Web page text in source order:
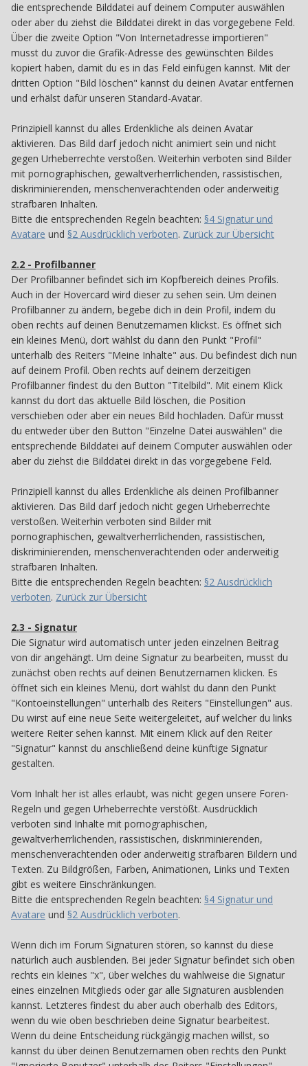
die entsprechende Bilddatei auf deinem Computer auswählen
oder aber du ziehst die Bilddatei direkt in das vorgegebene Feld.
Über die zweite Option "Von Internetadresse importieren"
musst du zuvor die Grafik-Adresse des gewünschten Bildes
kopiert haben, damit du es in das Feld einfügen kannst. Mit der
dritten Option "Bild löschen" kannst du deinen Avatar entfernen
und erhälst dafür unseren Standard-Avatar.
Prinzipiell kannst du alles Erdenkliche als deinen Avatar
aktivieren. Das Bild darf jedoch nicht animiert sein und nicht
gegen Urheberrechte verstoßen. Weiterhin verboten sind Bilder
mit pornographischen, gewaltverherrlichenden, rassistischen,
diskriminierenden, menschenverachtenden oder anderweitig
strafbaren Inhalten.
Bitte die entsprechenden Regeln beachten: §4 Signatur und
Avatare und §2 Ausdrücklich verboten. Zurück zur Übersicht
2.2 - Profilbanner
Der Profilbanner befindet sich im Kopfbereich deines Profils.
Auch in der Hovercard wird dieser zu sehen sein. Um deinen
Profilbanner zu ändern, begebe dich in dein Profil, indem du
oben rechts auf deinen Benutzernamen klickst. Es öffnet sich
ein kleines Menü, dort wählst du dann den Punkt "Profil"
unterhalb des Reiters "Meine Inhalte" aus. Du befindest dich nun
auf deinem Profil. Oben rechts auf deinem derzeitigen
Profilbanner findest du den Button "Titelbild". Mit einem Klick
kannst du dort das aktuelle Bild löschen, die Position
verschieben oder aber ein neues Bild hochladen. Dafür musst
du entweder über den Button "Einzelne Datei auswählen" die
entsprechende Bilddatei auf deinem Computer auswählen oder
aber du ziehst die Bilddatei direkt in das vorgegebene Feld.
Prinzipiell kannst du alles Erdenkliche als deinen Profilbanner
aktivieren. Das Bild darf jedoch nicht gegen Urheberrechte
verstoßen. Weiterhin verboten sind Bilder mit
pornographischen, gewaltverherrlichenden, rassistischen,
diskriminierenden, menschenverachtenden oder anderweitig
strafbaren Inhalten.
Bitte die entsprechenden Regeln beachten: §2 Ausdrücklich
verboten. Zurück zur Übersicht
2.3 - Signatur
Die Signatur wird automatisch unter jeden einzelnen Beitrag
von dir angehängt. Um deine Signatur zu bearbeiten, musst du
zunächst oben rechts auf deinen Benutzernamen klicken. Es
öffnet sich ein kleines Menü, dort wählst du dann den Punkt
"Kontoeinstellungen" unterhalb des Reiters "Einstellungen" aus.
Du wirst auf eine neue Seite weitergeleitet, auf welcher du links
weitere Reiter sehen kannst. Mit einem Klick auf den Reiter
"Signatur" kannst du anschließend deine künftige Signatur
gestalten.
Vom Inhalt her ist alles erlaubt, was nicht gegen unsere Foren-
Regeln und gegen Urheberrechte verstößt. Ausdrücklich
verboten sind Inhalte mit pornographischen,
gewaltverherrlichenden, rassistischen, diskriminierenden,
menschenverachtenden oder anderweitig strafbaren Bildern und
Texten. Zu Bildgrößen, Farben, Animationen, Links und Texten
gibt es weitere Einschränkungen.
Bitte die entsprechenden Regeln beachten: §4 Signatur und
Avatare und §2 Ausdrücklich verboten.
Wenn dich im Forum Signaturen stören, so kannst du diese
natürlich auch ausblenden. Bei jeder Signatur befindet sich oben
rechts ein kleines "x", über welches du wahlweise die Signatur
eines einzelnen Mitglieds oder gar alle Signaturen ausblenden
kannst. Letzteres findest du aber auch oberhalb des Editors,
wenn du wie oben beschrieben deine Signatur bearbeitest.
Wenn du deine Entscheidung rückgängig machen willst, so
kannst du über deinen Benutzernamen oben rechts den Punkt